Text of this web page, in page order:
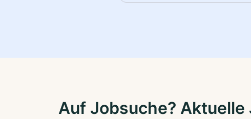
Auf Jobsuche? Aktuelle